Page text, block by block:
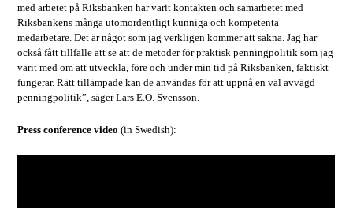
med arbetet på Riksbanken har varit kontakten och samarbetet med
Riksbankens många utomordentligt kunniga och kompetenta
medarbetare. Det är något som jag verkligen kommer att sakna. Jag har
också fått tillfälle att se att de metoder för praktisk penningpolitik som jag
varit med om att utveckla, före och under min tid på Riksbanken, faktiskt
fungerar. Rätt tillämpade kan de användas för att uppnå en väl avvägd
penningpolitik”, säger Lars E.O. Svensson.
Press conference video (in Swedish):